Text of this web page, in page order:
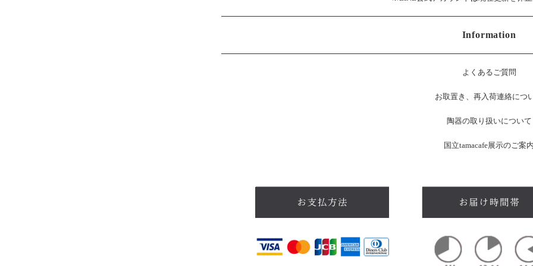
Information
よくあるご質問
お取置き、再入荷連絡につ
陶器の取り扱いについて
国立tamacafe展示のご案